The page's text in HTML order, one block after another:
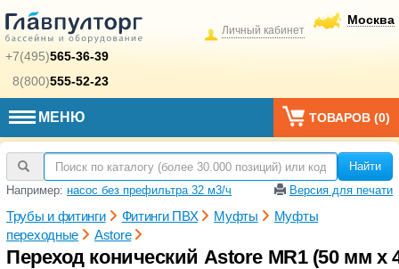
+7(495)565-36-39
8(800)555-52-23
Москва
Личный кабинет
МЕНЮ ТОВАРОВ (0)
Найти
Например: насос без префильтра 32 м3/ч Версия для печати
Трубы и фитинги Фитинги ПВХ Муфты
Муфты
переходные
Astore
Переход конический Astore MR1 (50 мм x